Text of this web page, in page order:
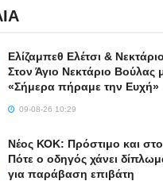
Ελίζαμπεθ Ελέτσι &
Στον Άγιο Νεκτάριο Βούλας
«Σήμερα πήραμε την Ευχή»
09-08-26 10:29
Νέος ΚΟΚ: Πρόστιμο και
Πότε ο οδηγός χάνει
για παράβαση επιβάτη